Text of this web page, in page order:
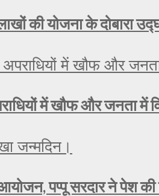
की योजना के दोबारा
में खौफ और जनता
पप्पू सरदार ने पेश की